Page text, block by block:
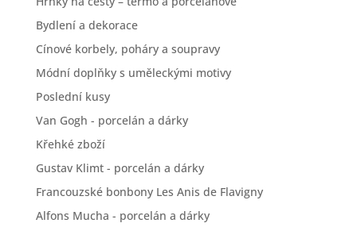
Bydlení a dekorace
Cínové korbely, poháry a soupravy
Módní doplňky s uměleckými motivy
Poslední kusy
Van Gogh - porcelán a dárky
Křehké zboží
Gustav Klimt - porcelán a dárky
Francouzské bonbony Les Anis de Flavigny
Alfons Mucha - porcelán a dárky